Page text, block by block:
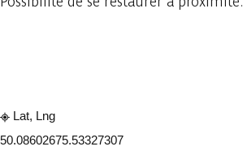
Lat, Lng
50.08602675.53327307